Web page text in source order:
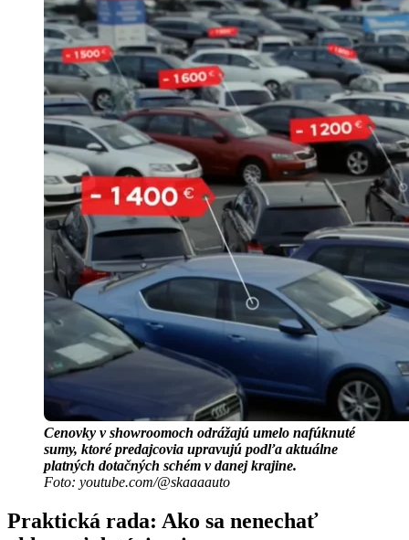
Cenovky v showroomoch odrážajú umelo nafúknuté
sumy, ktoré predajcovia upravujú podľa aktuálne
platných dotačných schém v danej krajine.
Foto: youtube.com/@skaaaauto
Praktická rada: Ako sa nenechať